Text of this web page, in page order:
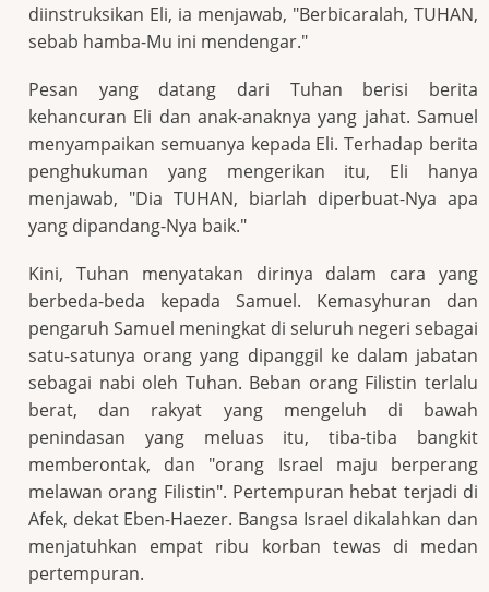
diinstruksikan Eli, ia menjawab, "Berbicaralah, TUHAN,
sebab hamba-Mu ini mendengar."
Pesan yang datang dari Tuhan berisi berita
kehancuran Eli dan anak-anaknya yang jahat. Samuel
menyampaikan semuanya kepada Eli. Terhadap berita
penghukuman yang mengerikan itu, Eli hanya
menjawab, "Dia TUHAN, biarlah diperbuat-Nya apa
yang dipandang-Nya baik."
Kini, Tuhan menyatakan dirinya dalam cara yang
berbeda-beda kepada Samuel. Kemasyhuran dan
pengaruh Samuel meningkat di seluruh negeri sebagai
satu-satunya orang yang dipanggil ke dalam jabatan
sebagai nabi oleh Tuhan. Beban orang Filistin terlalu
berat, dan rakyat yang mengeluh di bawah
penindasan yang meluas itu, tiba-tiba bangkit
memberontak, dan "orang Israel maju berperang
melawan orang Filistin". Pertempuran hebat terjadi di
Afek, dekat Eben-Haezer. Bangsa Israel dikalahkan dan
menjatuhkan empat ribu korban tewas di medan
pertempuran.